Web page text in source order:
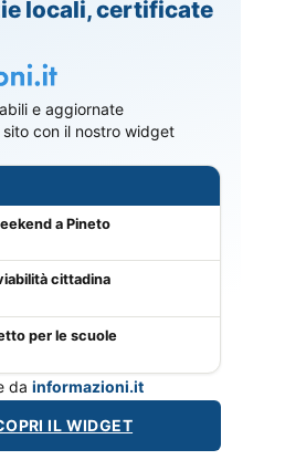
locali, certificate
e aggiornate
con il nostro widget
a Pineto
cittadina
per le scuole
dainformazioni.it
IL WIDGET